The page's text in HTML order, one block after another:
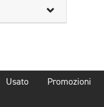
Usato Promozioni